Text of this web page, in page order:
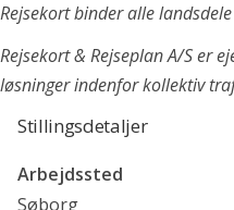
Rejsekort binder alle
Rejsekort & Rejseplan A/S er
løsninger indenfor kollektiv
Stillingsdetaljer
Arbejdssted
Søborg
1610 København K
+45 71 99 02 10
info@recruit-it.dk
Dalumvej 75
Gammel Kongevej 35